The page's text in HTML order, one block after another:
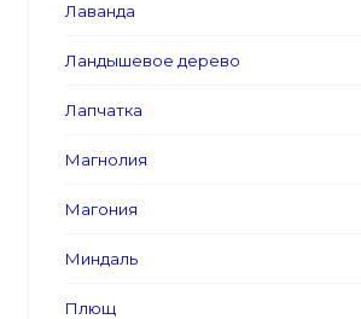
Лаванда
Ландышевое дерево
Лапчатка
Магнолия
Магония
Миндаль
Плющ